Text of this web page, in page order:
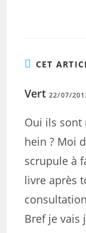
CET
Vert 22/07/
Oui ils sont
hein ? Moi
scrupule à
livre après
Bref je vais